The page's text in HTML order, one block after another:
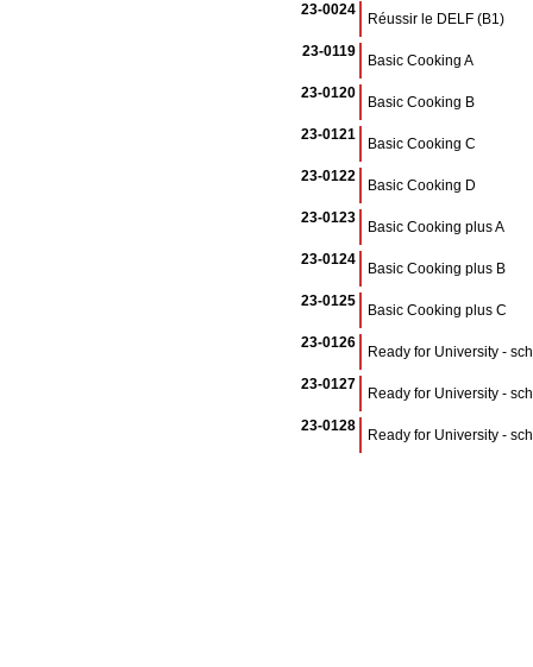
23-0024
Réussir le DELF (B1)
23-0119
Basic Cooking A
23-0120
Basic Cooking B
23-0121
Basic Cooking C
23-0122
Basic Cooking D
23-0123
Basic Cooking plus A
23-0124
Basic Cooking plus B
23-0125
Basic Cooking plus C
23-0126
Ready for University -
23-0127
Ready for University -
23-0128
Ready for University -